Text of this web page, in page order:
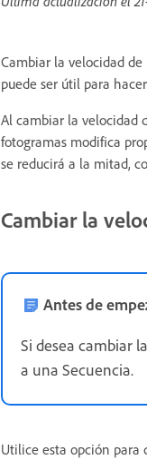
Cambiar la velocidad
puede ser útil para
Al cambiar la velocidad
fotogramas modifica
se reducirá a la mitad,
Cambiar la
Antes de
Si desea cambiar
a una Secuencia.
Utilice esta opción para